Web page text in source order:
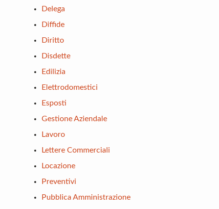
Delega
Diffide
Diritto
Disdette
Edilizia
Elettrodomestici
Esposti
Gestione Aziendale
Lavoro
Lettere Commerciali
Locazione
Preventivi
Pubblica Amministrazione